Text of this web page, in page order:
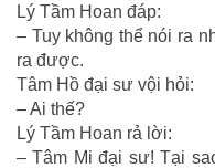
Lý Tầm Hoan đáp:
– Tuy không thể nói ra
ra được.
Tâm Hồ đại sư vội hỏi:
– Ai thế?
Lý Tầm Hoan rả lời:
– Tâm Mi đại sư! Tại